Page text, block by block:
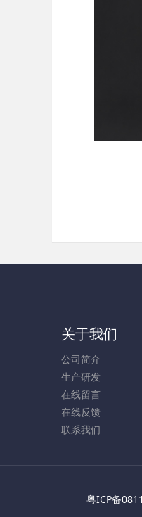
关于我们
公司简介
生产研发
在线留言
在线反馈
联系我们
粤ICP备